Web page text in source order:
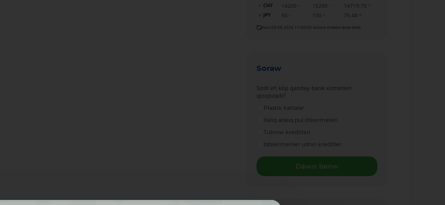
CHF
14200 15200
14719.75
JPY
50 100 75.48
Kurs 06.08.2026 11:00:00 kúnine shekem ámel etedi
Soraw
Sizdi eń kóp qanday bank xizmetleri
qızıqtıradı?
Plastik kartalar
Xalıq aralıq pul ótkermeleri
Tutınıw kreditleri
Isbilermenler ushin kreditler
Dawıs beriw